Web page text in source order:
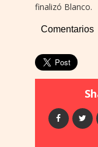
finalizó Blanco.
Comentarios